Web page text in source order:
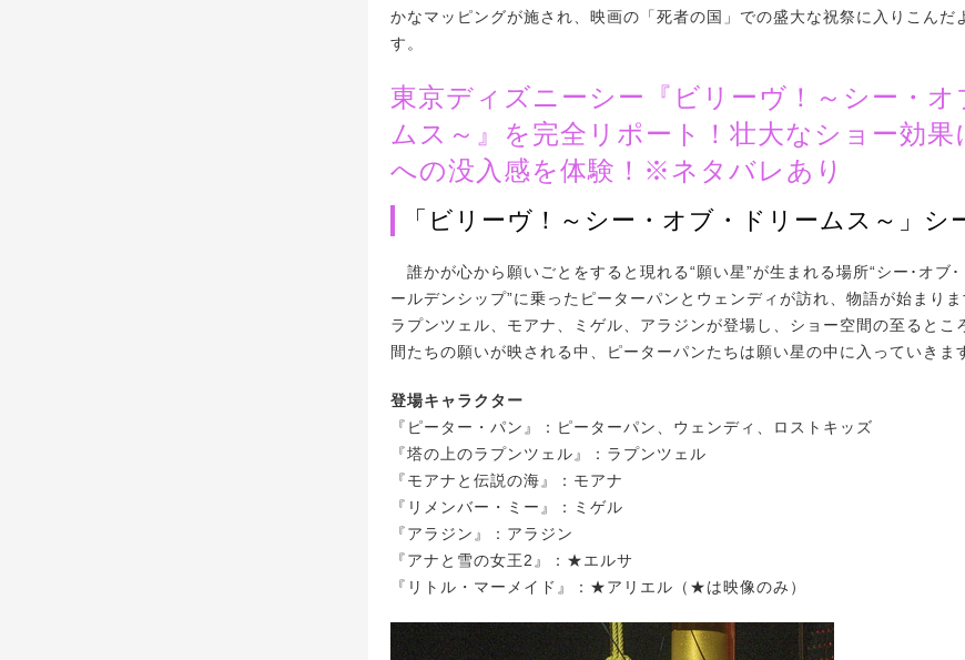
かなマッピングが施され、映画の「死者の国」での盛大な祝祭に入りこんだ
す。
東京ディズニーシー『ビリーヴ！～シー・オ
ムス～』を完全リポート！壮大なショー効果
への没入感を体験！※ネタバレあり
「ビリーヴ！～シー・オブ・ドリームス～」シ
誰かが心から願いごとをすると現れる“願い星”が生まれる場所“シー･オブ･
ールデンシップ”に乗ったピーターパンとウェンディが訪れ、物語が始まり
ラプンツェル、モアナ、ミゲル、アラジンが登場し、ショー空間の至るとこ
間たちの願いが映される中、ピーターパンたちは願い星の中に入っていきま
登場キャラクター
『ピーター・パン』：ピーターパン、ウェンディ、ロストキッズ
『塔の上のラプンツェル』：ラプンツェル
『モアナと伝説の海』：モアナ
『リメンバー・ミー』：ミゲル
『アラジン』：アラジン
『アナと雪の女王2』：★エルサ
『リトル・マーメイド』：★アリエル（★は映像のみ）